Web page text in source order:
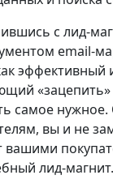
с лид-
email-
«зацепить»
самое нужное.
вы и не
вашими
лид-магнит.